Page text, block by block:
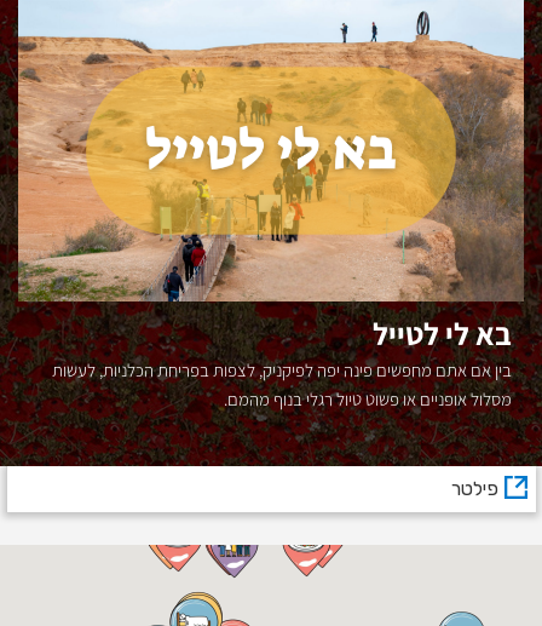
בא לי לטייל
בין אם אתם מחפשים פינה יפה לפיקניק, לצפות בפריחת הכלניות, לעשות
מסלול אופניים או פשוט טיול רגלי בנוף מהמם.
פילטר
נמצאו תוצאות